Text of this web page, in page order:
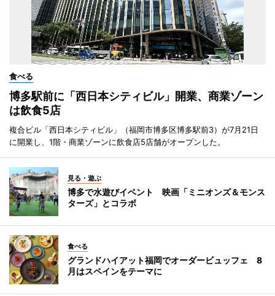
食べる
博多駅前に「西日本シティビル」開業、商業ゾーン
は飲食5店
複合ビル「西日本シティビル」（福岡市博多区博多駅前3）が7月21日
に開業し、1階・商業ゾーンに飲食店5店舗がオープンした。
見る・遊ぶ
博多で水遊びイベント 映画「ミニオンズ＆モンス
ターズ」とコラボ
食べる
グランドハイアット福岡でオーダービュッフェ 8
月はスペインをテーマに